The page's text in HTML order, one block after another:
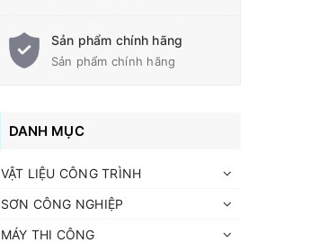
Sản phẩm chính hãng
Sản phẩm chính hãng
DANH MỤC
VẬT LIỆU CÔNG TRÌNH
SƠN CÔNG NGHIỆP
MÁY THI CÔNG